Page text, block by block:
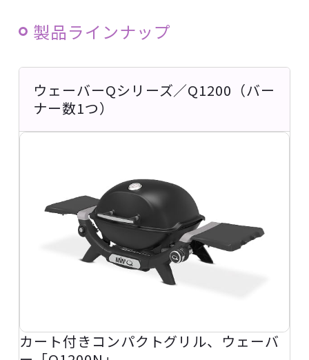
製品ラインナップ
ウェーバーQシリーズ／Q1200（バー
ナー数1つ）
カート付きコンパクトグリル、ウェーバ